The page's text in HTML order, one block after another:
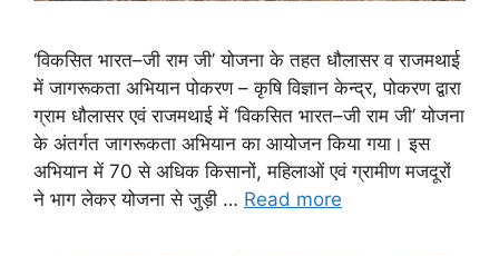
‘विकसित भारत–जी राम जी’ योजना के तहत धौलासर व राजमथाई
में जागरूकता अभियान पोकरण – कृषि विज्ञान केन्द्र, पोकरण द्वारा
ग्राम धौलासर एवं राजमथाई में ‘विकसित भारत–जी राम जी’ योजना
के अंतर्गत जागरूकता अभियान का आयोजन किया गया। इस
अभियान में 70 से अधिक किसानों, महिलाओं एवं ग्रामीण मजदूरों
ने भाग लेकर योजना से जुड़ी … Read more